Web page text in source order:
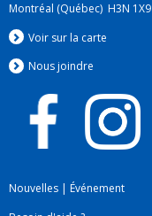
Montréal (Québec) H3N 1X9
Voir sur la carte
Nous joindre
Nouvelles | Événement